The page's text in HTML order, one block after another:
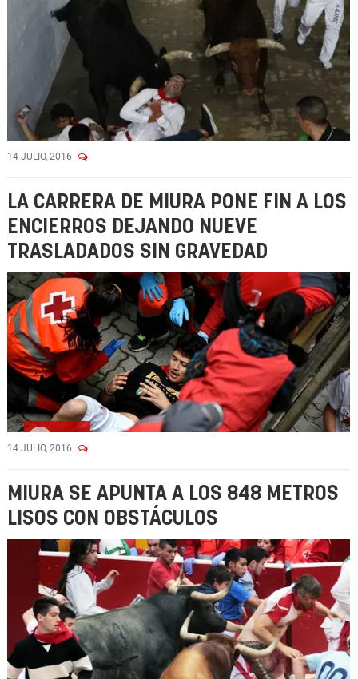
14 JULIO, 2016
LA CARRERA DE MIURA PONE FIN A LOS
ENCIERROS DEJANDO NUEVE
TRASLADADOS SIN GRAVEDAD
14 JULIO, 2016
MIURA SE APUNTA A LOS 848 METROS
LISOS CON OBSTÁCULOS